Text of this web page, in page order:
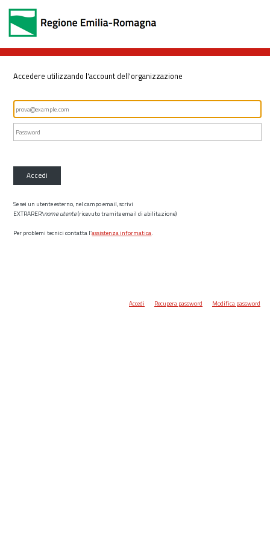
Accedere utilizzando l'account dell'organizzazione
Accedi
Se sei un utente esterno, nel campo email, scrivi
EXTRARER\nome utente(ricevuto tramite email di abilitazione)
Per problemi tecnici contatta l’assistenza informatica.
Accedi Recupera password Modifica password